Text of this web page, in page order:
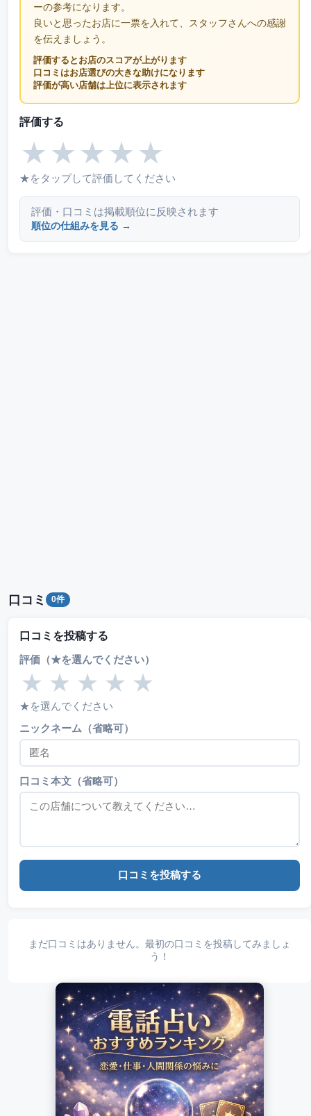
ーの参考になります。
良いと思ったお店に一票を入れて、スタッフさんへの感謝
を伝えましょう。
評価するとお店のスコアが上がります
口コミはお店選びの大きな助けになります
評価が高い店舗は上位に表示されます
評価する
★ ★ ★ ★ ★
★をタップして評価してください
評価・口コミは掲載順位に反映されます
順位の仕組みを見る →
口コミ 0件
口コミを投稿する
評価（★を選んでください）
★ ★ ★ ★ ★
★を選んでください
ニックネーム（省略可）
口コミ本文（省略可）
口コミを投稿する
まだ口コミはありません。最初の口コミを投稿してみましょ
う！